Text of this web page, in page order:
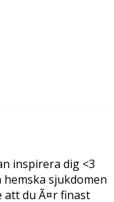
inspirera dig <3
sjukdomen
att du Ã¤r finast